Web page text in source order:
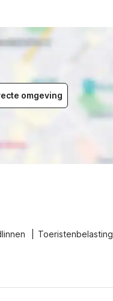
omgeving
Toeristenbelasting